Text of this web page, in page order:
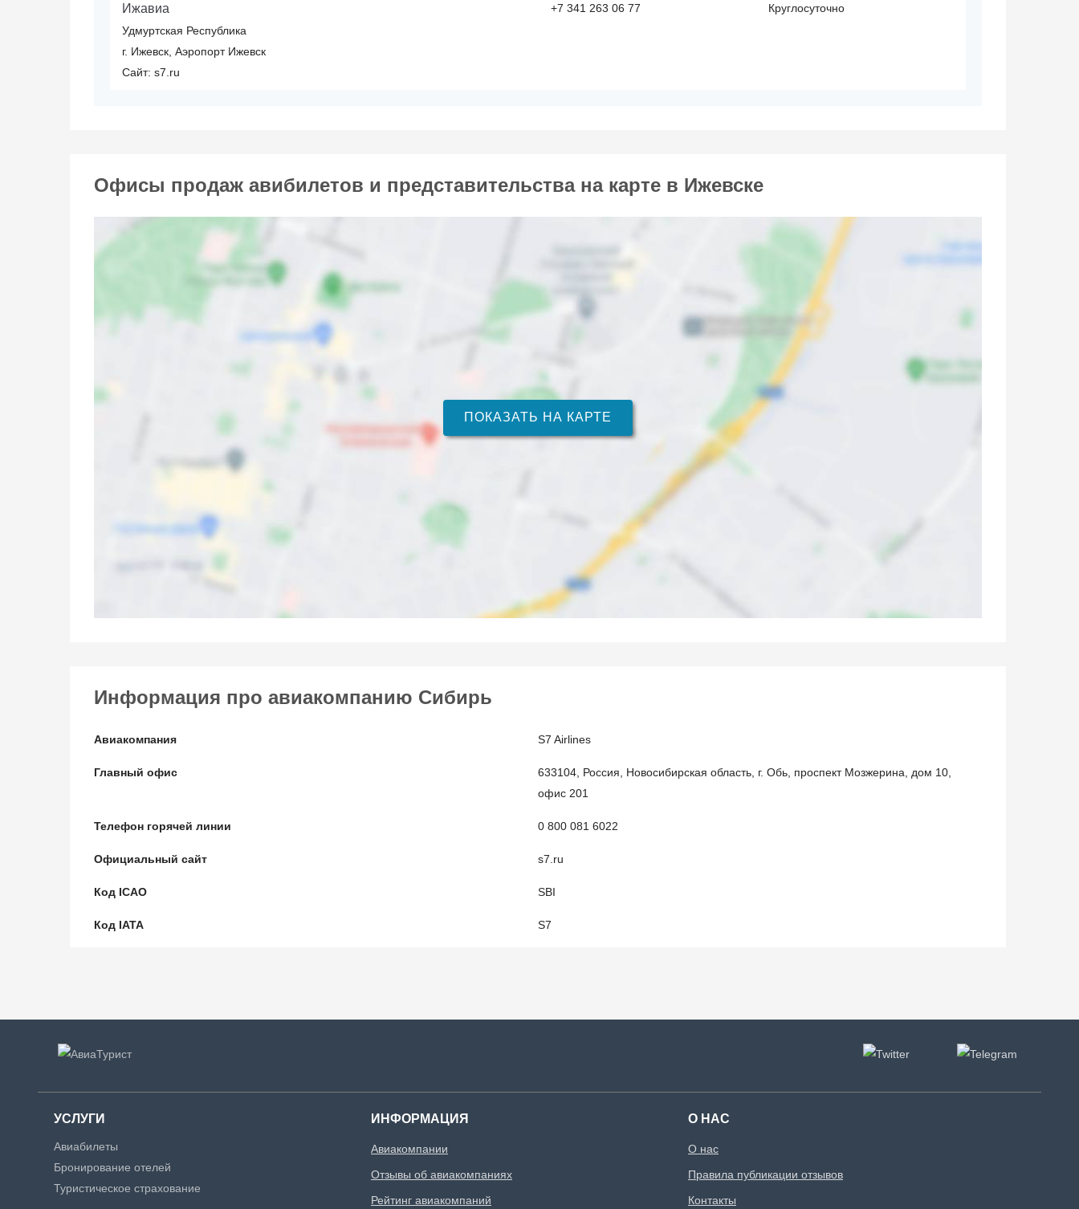
Ижавиа
Удмуртская Республика
г. Ижевск, Аэропорт Ижевск
Сайт: s7.ru
+7 341 263 06 77 Круглосуточно
Офисы продаж авибилетов и представительства на карте в Ижевске
ПОКАЗАТЬ НА КАРТЕ
Информация про авиакомпанию Сибирь
Авиакомпания S7 Airlines
Главный офис
633104, Россия, Новосибирская область, г. Обь, проспект Мозжерина, дом 10,
офис 201
Телефон горячей линии 0 800 081 6022
Официальный сайт s7.ru
Код ICAO SBI
Код IATA S7
УСЛУГИ
Авиабилеты
Бронирование отелей
Туристическое страхование
ИНФОРМАЦИЯ
Авиакомпании
Отзывы об авиакомпаниях
Рейтинг авиакомпаний
О НАС
О нас
Правила публикации отзывов
Контакты